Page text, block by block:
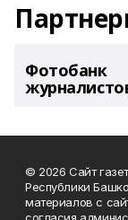
Фотобанк
© 2026 Сайт
Республики
материалов с